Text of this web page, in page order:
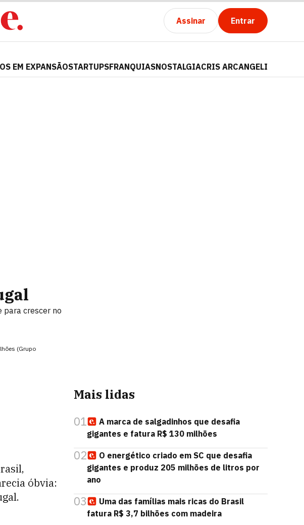
Assinar Entrar
EM EXPANSÃOSTARTUPSFRANQUIASNOSTALGIACRIS ARCANGELI
para crescer no
(Grupo
óbvia:
Mais lidas
01
A marca de salgadinhos que desafia
gigantes e fatura R$ 130 milhões
02
O energético criado em SC que desafia
gigantes e produz 205 milhões de litros por
ano
03
Uma das famílias mais ricas do Brasil
fatura R$ 3,7 bilhões com madeira